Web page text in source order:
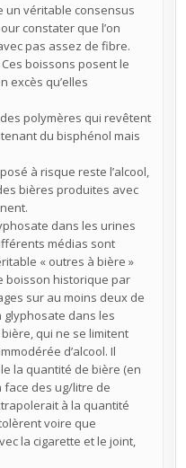
un véritable consensus
constater que l’on
pas assez de fibre.
boissons posent le
excès qu’elles
polymères qui revêtent
du bisphénol mais
à risque reste l’alcool,
bières produites avec
dans les urines
médias sont
« outres à bière »
boisson historique par
sur au moins deux de
glyphosate dans les
qui ne se limitent
d’alcool. Il
la quantité de bière (en
face des ug/litre de
à la quantité
voire que
la cigarette et le joint,